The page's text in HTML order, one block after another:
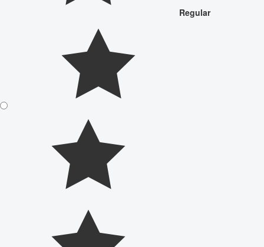
Regular